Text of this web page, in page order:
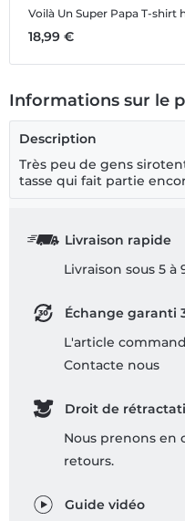
Voilà Un Super Papa T-shirt
18,99 €
Informations sur le
Description
Très peu de gens
tasse qui fait partie
Livraison rapide
Livraison sous 5 à
Échange garanti
L'article
Contacte nous
Droit de
Nous prenons en
retours.
Guide vidéo